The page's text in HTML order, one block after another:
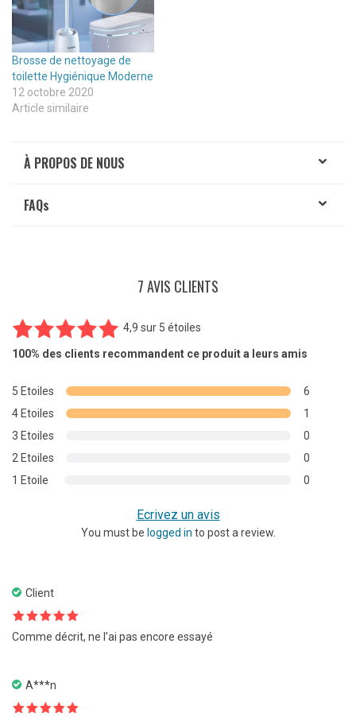
Brosse de nettoyage de
toilette Hygiénique Moderne
12 octobre 2020
Article similaire
À PROPOS DE NOUS
FAQs
7 AVIS CLIENTS
Noté4.86
basé sur
7
notations
client
4,9 sur 5 étoiles
100% des clients recommandent ce produit a leurs amis
5 Etoiles
6
4 Etoiles
1
3 Etoiles
0
2 Etoiles
0
1 Etoile
0
Ecrivez un avis
You must be logged in to post a review.
Client
Note
sur
5
Comme décrit, ne l’ai pas encore essayé
A***n